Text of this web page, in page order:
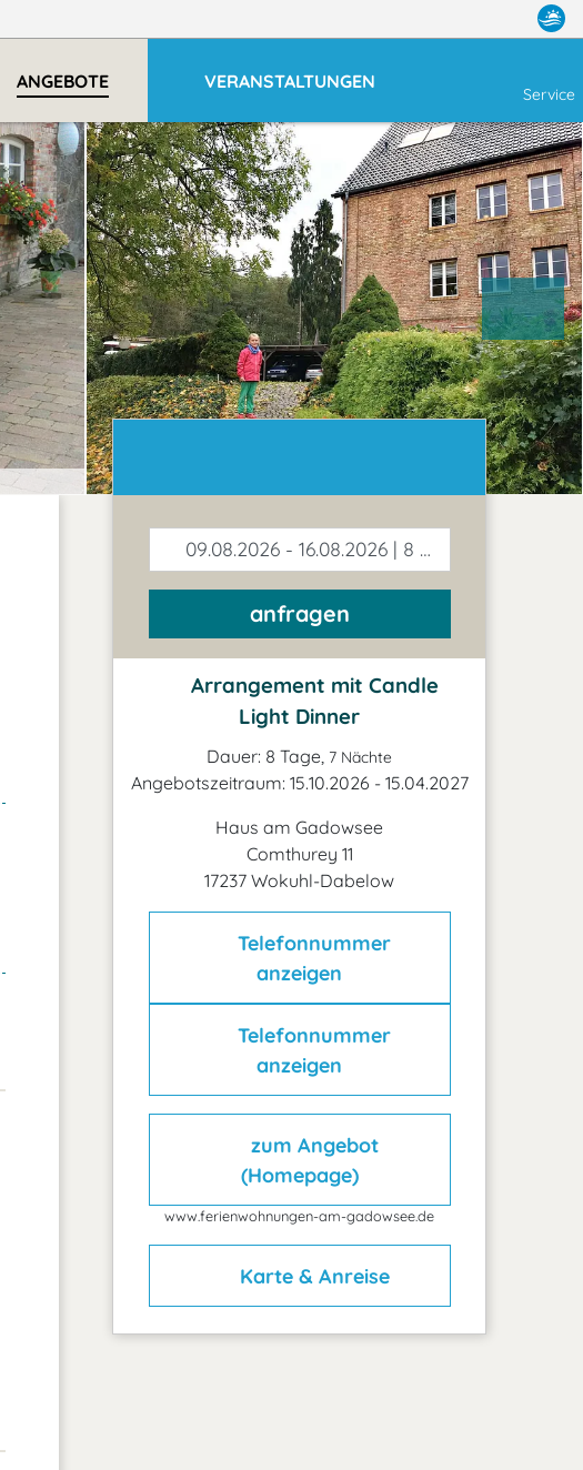
ANGEBOTE VERANSTALTUNGEN
Service
09.08.2026 - 16.08.2026 | 8 Tage
anfragen
Arrangement mit Candle
Light Dinner
Dauer: 8 Tage, 7 Nächte
Angebotszeitraum: 15.10.2026 - 15.04.2027
Haus am Gadowsee
Comthurey 11
17237 Wokuhl-Dabelow
Telefonnummer
anzeigen
Telefonnummer
anzeigen
zum Angebot
(Homepage)
www.ferienwohnungen-am-gadowsee.de
Karte & Anreise